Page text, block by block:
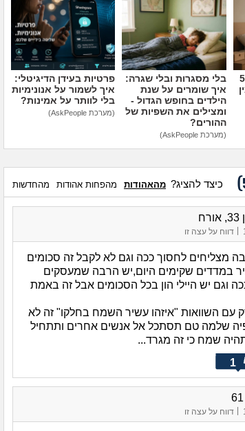
מדברים על זה פתוח: 5
בלי מסגרות ובלי שגרה:
איך שומרים על שנת
הילדים בחופש הגדול -
ומצילים את השפיות של
ההורים?
(מערכת AskPeople)
פרטיות בעידן הדיגיטלי:
איך לשמור על אנונימיות
בלי לוותר על אמינות?
(מערכת AskPeople)
) כיצד להציג? מהאהודות מהפחות אהודות מהחדשות
דווח על עצה זו
מצליחים לחסוך ככה וגם לא לקבל זה סכומים
במדדים שקימים היום,יש הרבה שמעסקים
וגם יש היילי הון בכל הסכומים אבל זה באמת
עם השוואות "איזהו עשיר השמח בחלקו" זה לא
שלמה טם תסתכל אל אנשים אחרים ותתחיל
שמח כי זה מגרד...
1
דווח על עצה זו